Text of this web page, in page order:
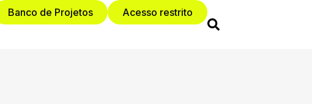
Banco de Projetos Acesso restrito